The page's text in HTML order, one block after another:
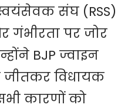
संघ (RSS)
गंभीरता पर जोर
BJP ज्वाइन
विधायक
कारणों को